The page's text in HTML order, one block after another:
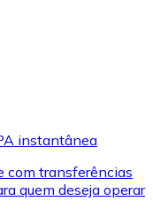
instantânea
com transferências
quem deseja operar